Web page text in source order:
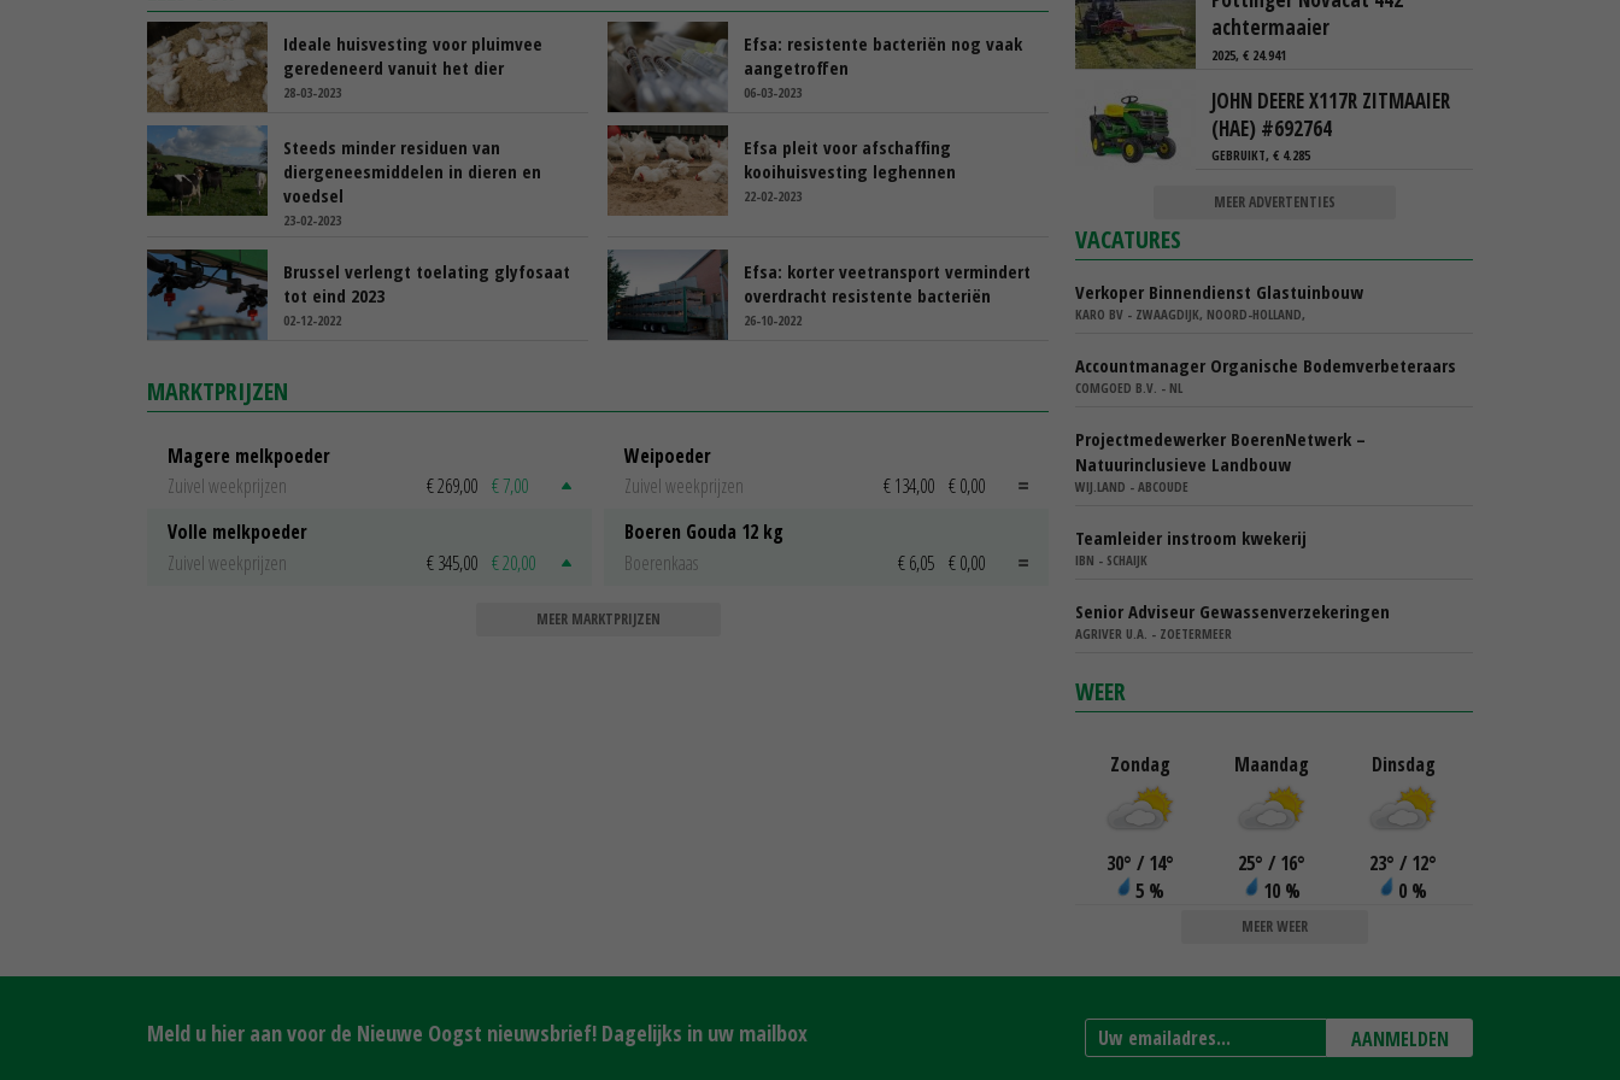
Ideale huisvesting voor pluimvee
geredeneerd vanuit het dier
28-03-2023
Efsa: resistente bacteriën nog vaak
aangetroffen
06-03-2023
Steeds minder residuen van
diergeneesmiddelen in dieren en
voedsel
23-02-2023
Efsa pleit voor afschaffing
kooihuisvesting leghennen
22-02-2023
Brussel verlengt toelating glyfosaat
tot eind 2023
02-12-2022
Efsa: korter veetransport vermindert
overdracht resistente bacteriën
26-10-2022
MARKTPRIJZEN
Magere melkpoeder
Zuivel weekprijzen
€ 269,00 € 7,00
Volle melkpoeder
Zuivel weekprijzen
€ 345,00 € 20,00
Weipoeder
Zuivel weekprijzen
€ 134,00 € 0,00
Boeren Gouda 12 kg
Boerenkaas
€ 6,05 € 0,00
MEER MARKTPRIJZEN
achtermaaier
2025, € 24.941
JOHN DEERE X117R ZITMAAIER
(HAE) #692764
GEBRUIKT, € 4.285
MEER ADVERTENTIES
VACATURES
Verkoper Binnendienst Glastuinbouw
KARO BV - ZWAAGDIJK, NOORD-HOLLAND,
Accountmanager Organische Bodemverbeteraars
COMGOED B.V. - NL
Projectmedewerker BoerenNetwerk –
Natuurinclusieve Landbouw
WIJ.LAND - ABCOUDE
Teamleider instroom kwekerij
IBN - SCHAIJK
Senior Adviseur Gewassenverzekeringen
AGRIVER U.A. - ZOETERMEER
WEER
Zondag
30° / 14°
5 %
Maandag
25° / 16°
10 %
Dinsdag
23° / 12°
0 %
MEER WEER
Meld u hier aan voor de Nieuwe Oogst nieuwsbrief! Dagelijks in uw mailbox AANMELDEN